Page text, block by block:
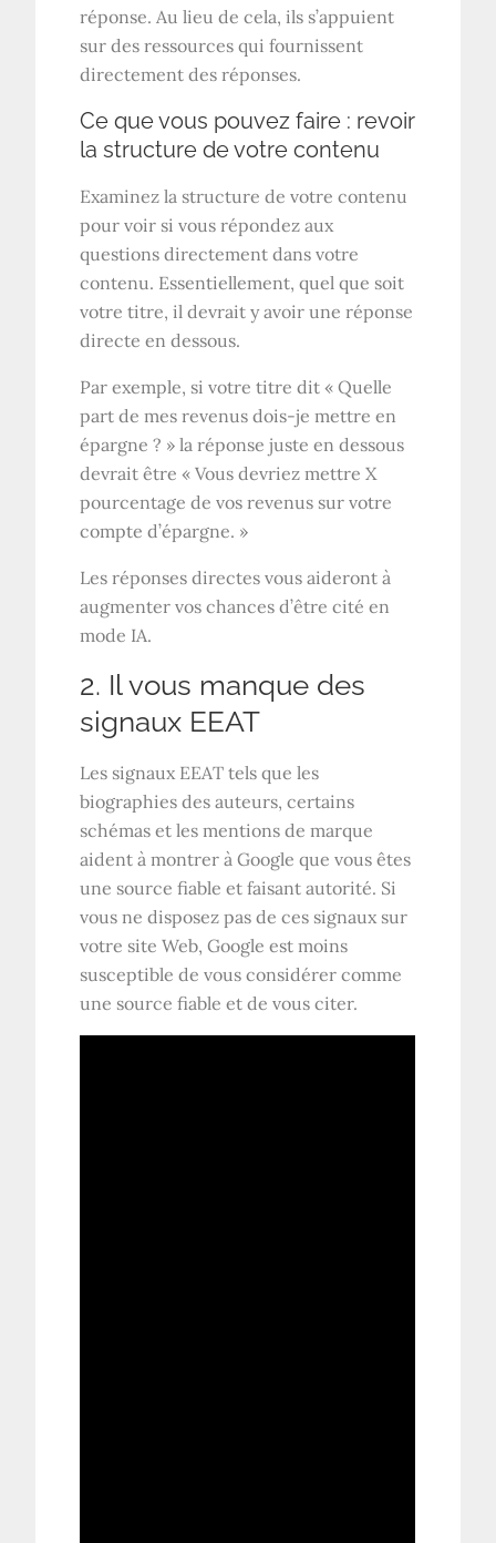
réponse. Au lieu de cela, ils s’appuient
sur des ressources qui fournissent
directement des réponses.
Ce que vous pouvez faire : revoir
la structure de votre contenu
Examinez la structure de votre contenu
pour voir si vous répondez aux
questions directement dans votre
contenu. Essentiellement, quel que soit
votre titre, il devrait y avoir une réponse
directe en dessous.
Par exemple, si votre titre dit « Quelle
part de mes revenus dois-je mettre en
épargne ? » la réponse juste en dessous
devrait être « Vous devriez mettre X
pourcentage de vos revenus sur votre
compte d’épargne. »
Les réponses directes vous aideront à
augmenter vos chances d’être cité en
mode IA.
2. Il vous manque des
signaux EEAT
Les signaux EEAT tels que les
biographies des auteurs, certains
schémas et les mentions de marque
aident à montrer à Google que vous êtes
une source fiable et faisant autorité. Si
vous ne disposez pas de ces signaux sur
votre site Web, Google est moins
susceptible de vous considérer comme
une source fiable et de vous citer.